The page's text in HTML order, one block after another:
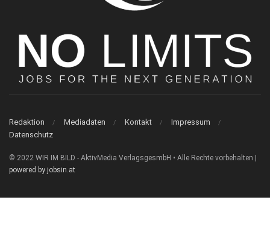
Redaktion Mediadaten Kontakt
Impressum
Datenschutz
© 2022 WIR IM BILD - AktivMedia VerlagsgesmbH • Alle Rechte vorbehalten |
powered by jobsin.at